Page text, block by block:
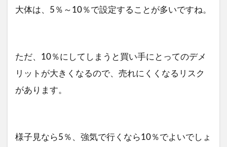
大体は、5％～10％で設定することが多いですね。
ただ、10％にしてしまうと買い手にとってのデメ
リットが大きくなるので、売れにくくなるリスク
があります。
様子見なら5％、強気で行くなら10％でよいでしょ